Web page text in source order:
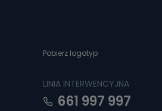
Pobierz logotyp
LINIA INTERWENCYJNA
661 997 997